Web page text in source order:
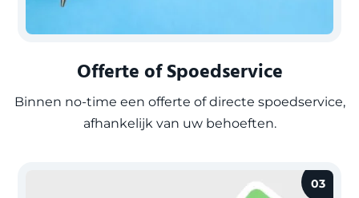
Offerte of Spoedservice
Binnen no-time een offerte of directe spoedservice,
afhankelijk van uw behoeften.
03